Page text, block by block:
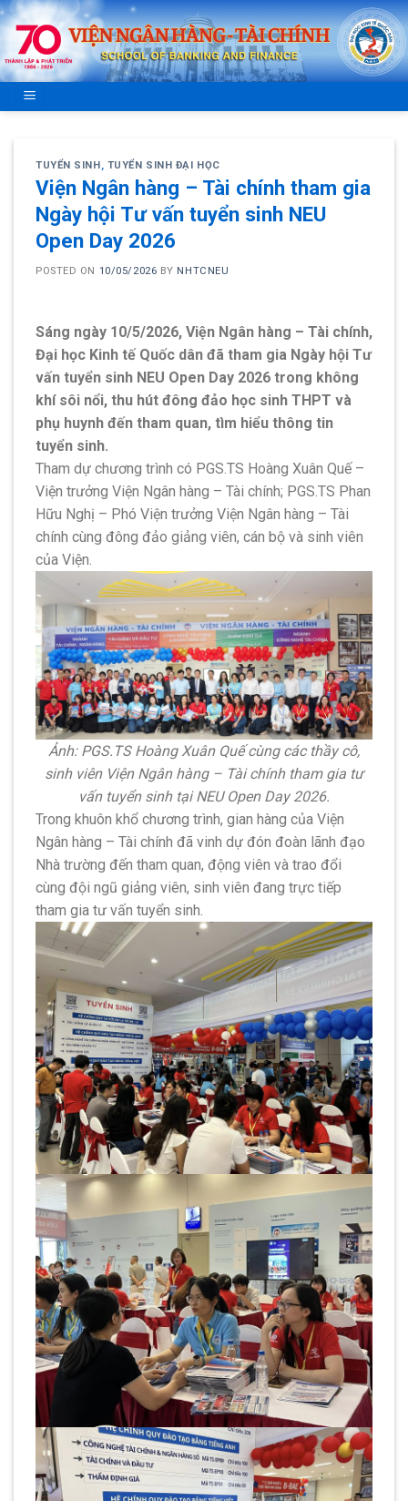
Skip
content
TUYỂN SINH, TUYỂN SINH ĐẠI HỌC
Viện Ngân hàng – Tài chính tham gia
Ngày hội Tư vấn tuyển sinh NEU
Open Day 2026
POSTED ON 10/05/2026 BY NHTCNEU
Sáng ngày 10/5/2026, Viện Ngân hàng – Tài chính,
Đại học Kinh tế Quốc dân đã tham gia Ngày hội Tư
vấn tuyển sinh NEU Open Day 2026 trong không
khí sôi nổi, thu hút đông đảo học sinh THPT và
phụ huynh đến tham quan, tìm hiểu thông tin
tuyển sinh.
Tham dự chương trình có PGS.TS Hoàng Xuân Quế –
Viện trưởng Viện Ngân hàng – Tài chính; PGS.TS Phan
Hữu Nghị – Phó Viện trưởng Viện Ngân hàng – Tài
chính cùng đông đảo giảng viên, cán bộ và sinh viên
của Viện.
Ảnh: PGS.TS Hoàng Xuân Quế cùng các thầy cô,
sinh viên Viện Ngân hàng – Tài chính tham gia tư
vấn tuyển sinh tại NEU Open Day 2026.
Trong khuôn khổ chương trình, gian hàng của Viện
Ngân hàng – Tài chính đã vinh dự đón đoàn lãnh đạo
Nhà trường đến tham quan, động viên và trao đổi
cùng đội ngũ giảng viên, sinh viên đang trực tiếp
tham gia tư vấn tuyển sinh.